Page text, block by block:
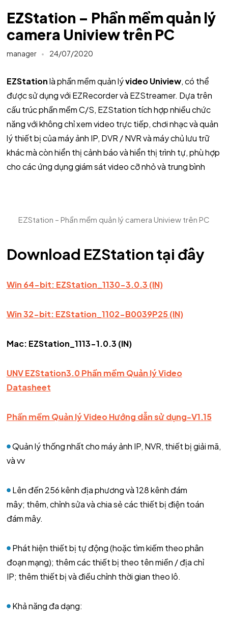
EZStation – Phần mềm quản lý
camera Uniview trên PC
manager 24/07/2020
EZStationlà phần mềm quản lývideo Uniview, có thể
được sử dụng với EZRecorder và EZStreamer. Dựa trên
cấu trúc phần mềm C/S, EZStation tích hợp nhiều chức
năng với không chỉ xem video trực tiếp, chơi nhạc và quản
lý thiết bị của máy ảnh IP, DVR / NVR và máy chủ lưu trữ
khác mà còn hiển thị cảnh báo và hiển thị trình tự, phù hợp
cho các ứng dụng giám sát video cỡ nhỏ và trung bình
EZStation – Phần mềm quản lý camera Uniview trên PC
Download EZStation tại đây
Win 64-bit: EZStation_1130-3.0.3 (IN)
Win 32-bit: EZStation_1102-B0039P25 (IN)
Mac: EZStation_1113-1.0.3 (IN)
UNV EZStation3.0 Phần mềm Quản lý Video
Datasheet
Phần mềm Quản lý Video Hướng dẫn sử dụng-V1.15
Quản lý thống nhất cho máy ảnh IP, NVR, thiết bị giải mã,
và vv
Lên đến 256 kênh địa phương và 128 kênh đám
mây; thêm, chỉnh sửa và chia sẻ các thiết bị điện toán
đám mây.
Phát hiện thiết bị tự động (hoặc tìm kiếm theo phân
đoạn mạng); thêm các thiết bị theo tên miền / địa chỉ
IP; thêm thiết bị và điều chỉnh thời gian theo lô.
Khả năng đa dạng: